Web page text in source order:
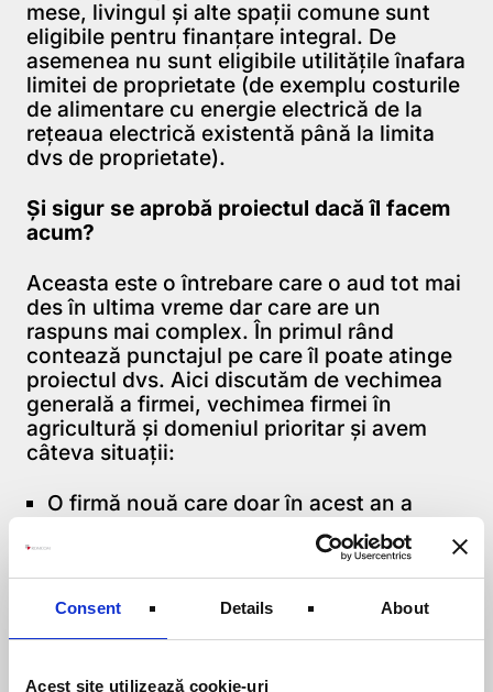
Consent Details About
Acest site utilizează cookie-uri
mese, livingul și alte spații comune sunt
eligibile pentru finanțare integral. De
asemenea nu sunt eligibile utilitățile înafara
limitei de proprietate (de exemplu costurile
de alimentare cu energie electrică de la
rețeaua electrică existentă până la limita
dvs de proprietate).
Și sigur se aprobă proiectul dacă îl facem
acum?
Aceasta este o întrebare care o aud tot mai
des în ultima vreme dar care are un
raspuns mai complex. În primul rând
contează punctajul pe care îl poate atinge
proiectul dvs. Aici discutăm de vechimea
generală a firmei, vechimea firmei în
agricultură și domeniul prioritar și avem
câteva situații:
O firmă nouă care doar în acest an a
început activitatea agricolă și vrea sa
facă o agropensiune poate avea între 30
și 50 puncte (depinde de locația
agropensiunii).
ultimul an) care doar în acest an a
început activitatea agricolă și vrea sa